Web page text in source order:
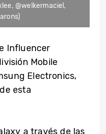
@welkermaciel,
Influencer
Mobile
Electronics,
esta
a través de las